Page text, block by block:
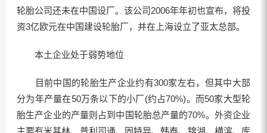
轮胎公司还未在中国设厂。该公司2006年年初也宣布，将投
资3亿欧元在中国建设轮胎厂，并在上海设立了亚太总部。
本土企业处于弱势地位
目前中国的轮胎生产企业约有300家左右，但其中大部
分为年产量在50万条以下的小厂(约占70%)。而50家大型轮
胎生产企业的产量则占到中国轮胎总产量的70%。外资企业
主要有米其林、普利司通、固特异、韩泰、锦湖、横滨、库